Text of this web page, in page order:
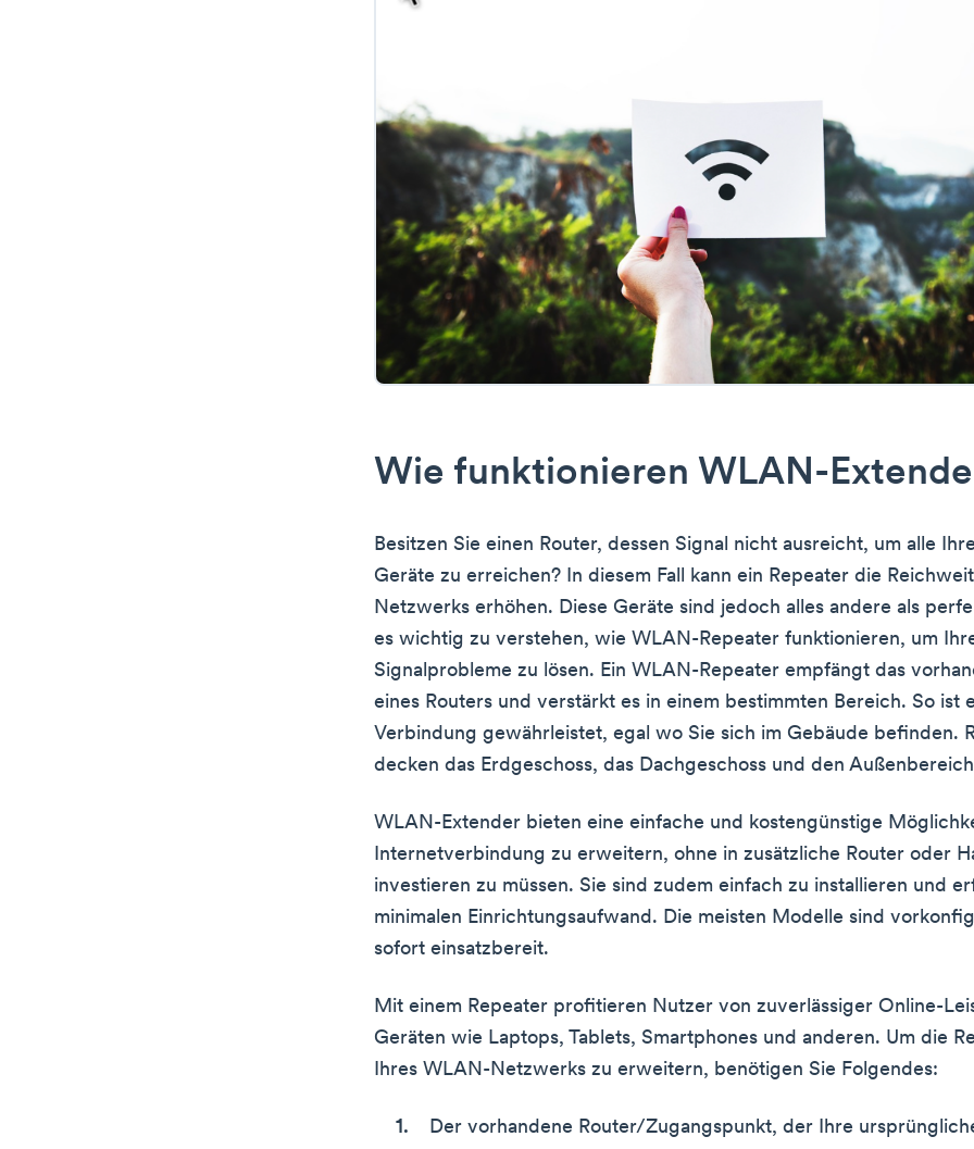
Wie funktionieren WLAN-
Besitzen Sie einen Router, dessen Signal nicht ausreicht, um alle
Geräte zu erreichen? In diesem Fall kann ein Repeater die
Netzwerks erhöhen. Diese Geräte sind jedoch alles andere als
es wichtig zu verstehen, wie WLAN-Repeater funktionieren, um
Signalprobleme zu lösen. Ein WLAN-Repeater empfängt das
eines Routers und verstärkt es in einem bestimmten Bereich. So ist
Verbindung gewährleistet, egal wo Sie sich im Gebäude befinden.
decken das Erdgeschoss, das Dachgeschoss und den
WLAN-Extender bieten eine einfache und kostengünstige
Internetverbindung zu erweitern, ohne in zusätzliche Router oder
investieren zu müssen. Sie sind zudem einfach zu installieren und
minimalen Einrichtungsaufwand. Die meisten Modelle sind
sofort einsatzbereit.
Mit einem Repeater profitieren Nutzer von zuverlässiger Online-
Geräten wie Laptops, Tablets, Smartphones und anderen. Um die
Ihres WLAN-Netzwerks zu erweitern, benötigen Sie Folgendes:
Der vorhandene Router/Zugangspunkt, der Ihre